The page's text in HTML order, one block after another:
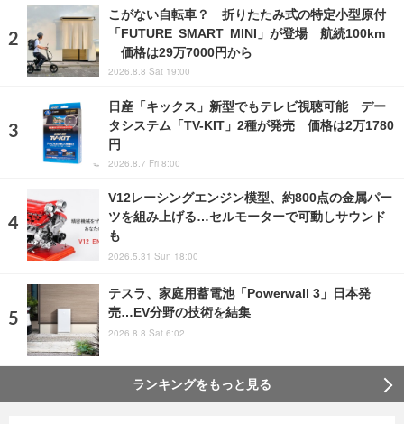
こがない自転車？ 折りたたみ式の特定小型原付
「FUTURE SMART MINI」が登場 航続100km
価格は29万7000円から
2026.8.8 Sat 19:00
日産「キックス」新型でもテレビ視聴可能 デー
タシステム「TV-KIT」2種が発売 価格は2万1780
円
2026.8.7 Fri 8:00
V12レーシングエンジン模型、約800点の金属パー
ツを組み上げる…セルモーターで可動しサウンド
も
2026.5.31 Sun 18:00
テスラ、家庭用蓄電池「Powerwall 3」日本発
売…EV分野の技術を結集
2026.8.8 Sat 6:02
ランキングをもっと見る